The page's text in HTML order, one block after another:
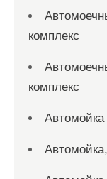
комплекс
комплекс
Автомойка